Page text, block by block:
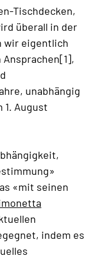
Tischdecken,
überall in der
wir eigentlich
Ansprachen[1],
unabhängig
August
«mit seinen
indem es